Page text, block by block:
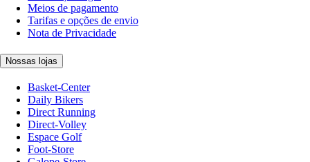
Meios de pagamento
Tarifas e opções de envio
Nota de Privacidade
Nossas lojas
Basket-Center
Daily Bikers
Direct Running
Direct-Volley
Espace Golf
Foot-Store